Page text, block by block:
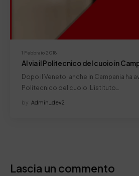
1 Febbraio 2018
Al via il Politecnico del cuoio in
Dopo il Veneto, anche in Campania ha
Politecnico del cuoio. L'istituto…
by Admin_dev2
Lascia un commento